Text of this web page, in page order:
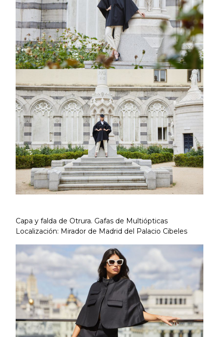
Capa y falda de Otrura. Gafas de Multiópticas
Localización: Mirador de Madrid del Palacio Cibeles